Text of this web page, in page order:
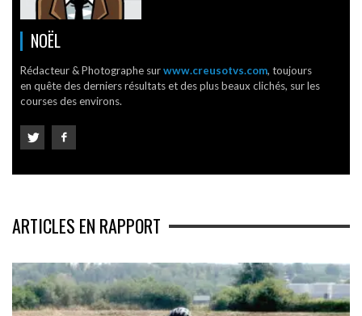
NOËL
Rédacteur & Photographe surwww.creusotvs.com, toujours
en quête des derniers résultats et des plus beaux clichés, sur les
courses des environs.
ARTICLES EN RAPPORT